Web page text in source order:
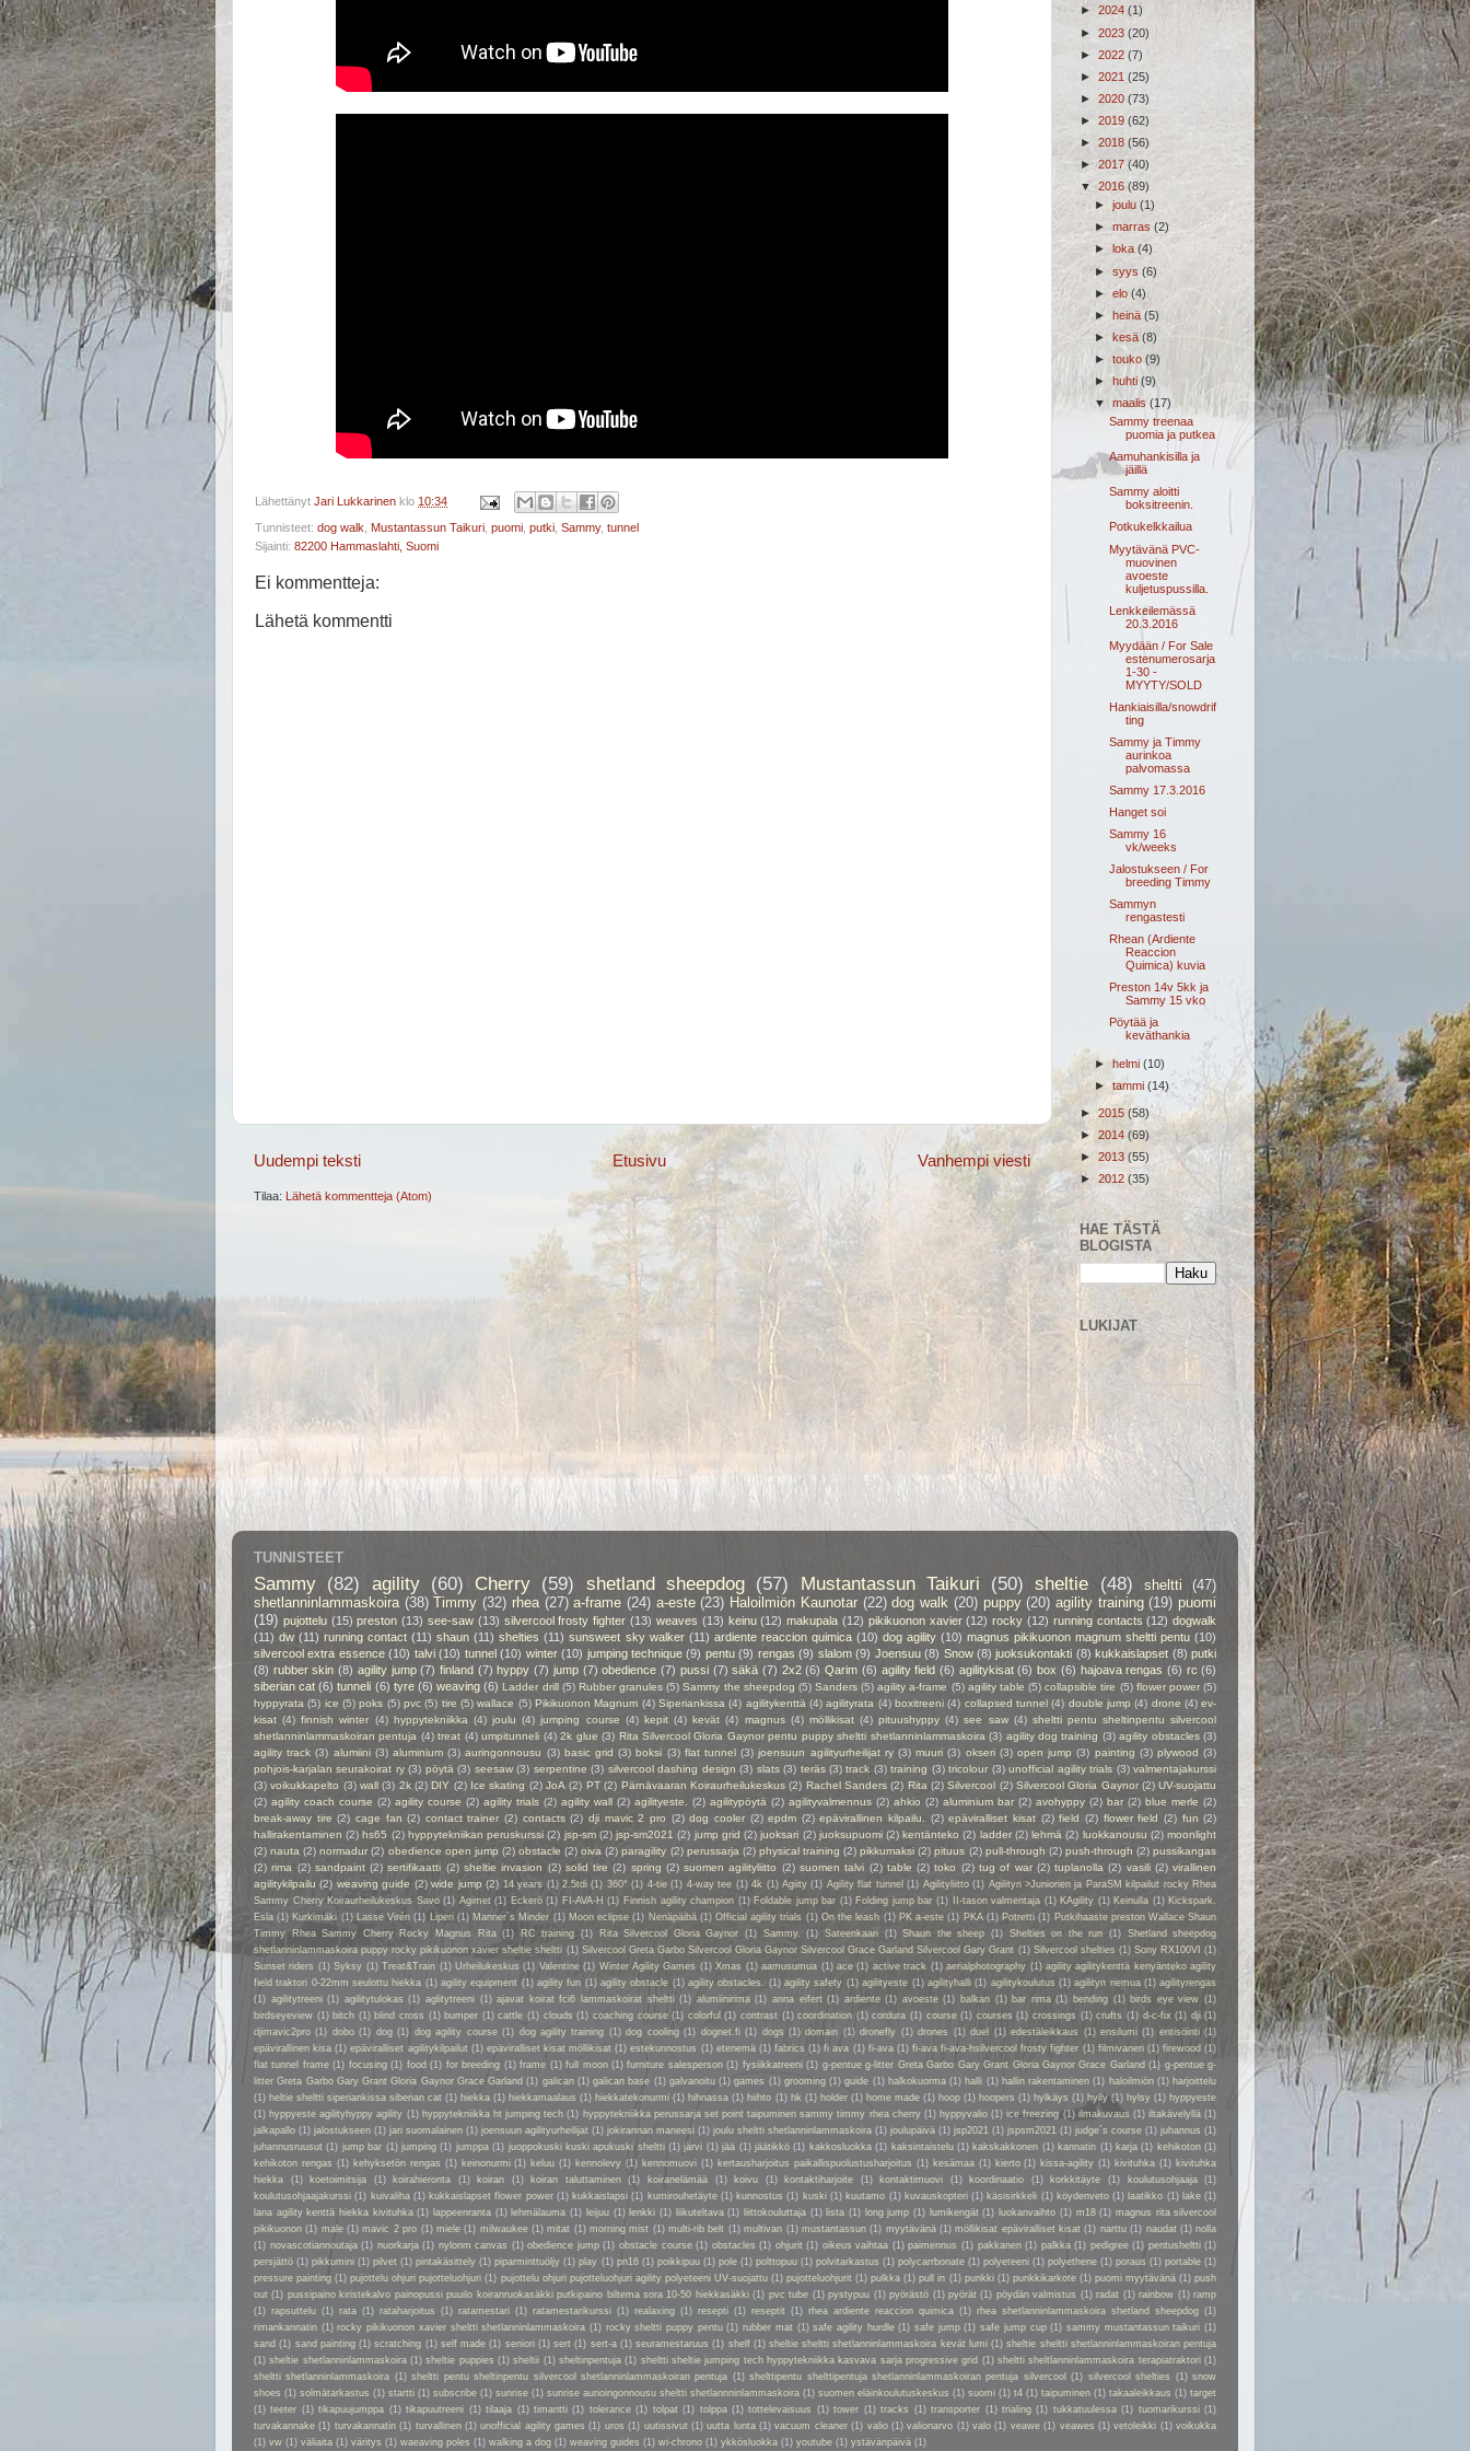
Lähettänyt Jari Lukkarinen klo 10:34
Tunnisteet: dog walk Mustantassun Taikuri puomi putki Sammy, tunnel
Sijainti: 82200 Hammaslahti, Suomi
Ei kommentteja:
Lähetä kommentti
Uudempi teksti Vanhempi viesti
Etusivu
Tilaa: Lähetä kommentteja (Atom)
► 2024 (1)
► 2023 (20)
► 2022 (7)
► 2021 (25)
► 2020 (73)
► 2019 (62)
► 2018 (56)
►2017 (40)
▼2016 (89)
► joulu (1)
► marras (2)
►
loka (4)
► syys (6)
► elo (4)
► heinä (5)
► kesä (8)
► touko (9)
► huhti (9)
▼ maalis (17)
Sammy treenaa
puomia ja putkea
Aamuhankisilla ja
jäillä
Sammy aloitti
boksitreenin.
Potkukelkkailua
Myytävänä PVC-
muovinen
avoeste
kuljetuspussilla.
Lenkkeilemässä
20.3.2016
Myydään / For Sale
estenumerosarja
1-30 -
MYYTY/SOLD
Hankiaisilla/snowdrif
ting
Sammy ja Timmy
aurinkoa
palvomassa
Sammy 17.3.2016
Hanget soi
Sammy 16
vk/weeks
Jalostukseen / For
breeding Timmy
Sammyn
rengastesti
Rhean (Ardiente
Reaccion
Quimica) kuvia
Preston 14v 5kk ja
Sammy 15 vko
Pöytää ja
keväthankia
►helmi (10)
► tammi (14)
► 2015 (58)
► 2014 (69)
► 2013 (55)
► 2012 (35)
HAE TÄSTÄ
BLOGISTA
LUKIJAT
TUNNISTEET
Sammy (82) agility (60) Cherry (59) shetland sheepdog (57) Mustantassun Taikuri (50) sheltie (48) sheltti
(47)
shetlanninlammaskoira (38) Timmy (32) rhea (27) a-frame (24) a-este (23) Haloilmiön Kaunotar (22) dog walk (20) puppy (20) agility training (19) puomi
(19) pujottelu (15) preston (13) see-saw (13) silvercool frosty fighter (13) weaves (13) keinu (12) makupala (12) pikikuonon xavier (12) rocky (12) running contacts (12) dogwalk
(11) dw (11) running contact (11) shaun (11) shelties (11) sunsweet sky walker (11) ardiente reaccion quimica (10) dog agility (10) magnus pikikuonon magnum sheltti pentu (10)
silvercool extra essence (10) talvi (10) tunnel (10) winter (10) jumping technique (9) pentu (9) rengas (9) slalom (9) Joensuu (8) Snow (8) juoksukontakti (8) kukkaislapset (8) putki
(8) rubber skin (8) agility jump (7) finland (7) hyppy (7) jump (7) obedience (7) pussi (7) säkä (7) 2x2 (6) Qarim (6) agility field (6) agilitykisat (6) box (6) hajoava rengas (6) rc (6)
siberian cat (6) tunneli (6) tyre (6) weaving (6) Ladder drill (5) Rubber granules (5) Sammy the sheepdog (5) Sanders (5) agility a-frame (5) agility table (5) collapsible tire (5) flower power (5)
hyppyrata (5) ice (5) poks (5) pvc (5) tire (5) wallace (5) Pikikuonon Magnum (4) Siperiankissa (4) agilitykenttä (4) agilityrata (4) boxitreeni (4) collapsed tunnel (4) double jump (4) drone (4) ev-
kisat (4) finnish winter (4) hyppytekniikka (4) joulu (4) jumping course (4) kepit (4) kevät (4) magnus (4) möllikisat (4) pituushyppy (4) see saw (4) sheltti pentu sheltinpentu silvercool
shetlanninlammaskoiran pentuja (4) treat (4) umpitunneli (4) 2k glue (3) Rita Silvercool Gloria Gaynor pentu puppy sheltti shetlanninlammaskoira (3) agility dog training (3) agility obstacles (3)
agility track (3) alumiini (3) aluminium (3) auringonnousu (3) basic grid (3) boksi (3) flat tunnel (3) joensuun agilityurheilijat ry (3) muuri (3) okseri (3) open jump (3) painting (3) plywood (3)
pohjois-karjalan seurakoirat ry (3) pöytä (3) seesaw (3) serpentine (3) silvercool dashing design (3) slats (3) teräs (3) track (3) training (3) tricolour (3) unofficial agility trials (3) valmentajakurssi
(3) voikukkapelto (3) wall (3) 2k (2) DIY (2) Ice skating (2) JoA (2) PT (2) Pärnävaaran Koiraurheilukeskus (2) Rachel Sanders (2) Rita (2) Silvercool (2) Silvercool Gloria Gaynor (2) UV-suojattu
(2) agility coach course (2) agility course (2) agility trials (2) agility wall (2) agilityeste. (2) agilitypöytä (2) agilityvalmennus (2) ahkio (2) aluminium bar (2) avohyppy (2) bar (2) blue merle (2)
break-away tire (2) cage fan (2) contact trainer (2) contacts (2) dji mavic 2 pro (2) dog cooler (2) epdm (2) epävirallinen kilpailu. (2) epäviralliset kisat (2) field (2) flower field (2) fun (2)
hallirakentaminen (2) hs65 (2) hyppytekniikan peruskurssi (2) jsp-sm (2) jsp-sm2021 (2) jump grid (2) juoksari (2) juoksupuomi (2) kentänteko (2) ladder (2) lehmä (2) luokkanousu (2) moonlight
(2) nauta (2) normadur (2) obedience open jump (2) obstacle (2) oiva (2) paragility (2) perussarja (2) physical training (2) pikkumaksi (2) pituus (2) pull-through (2) push-through (2) pussikangas
(2) rima (2) sandpaint (2) sertifikaatti (2) sheltie invasion (2) solid tire (2) spring (2) suomen agilityliitto (2) suomen talvi (2) table (2) toko (2) tug of war (2) tuplanolla (2) vasili (2) virallinen
agilitykilpailu (2) weaving guide (2) wide jump (2) 14 years (1) 2.5tdi (1) 360° (1) 4-tie (1) 4-way tee (1) 4k (1) Agiity (1) Agility flat tunnel (1) Agilityliitto (1) Agilityn >Juniorien ja ParaSM kilpailut rocky Rhea
Sammy Cherry Koiraurheilukeskus Savo (1) Agimet (1) Eckerö (1) FI-AVA-H (1) Finnish agility champion (1) Foldable jump bar (1) Folding jump bar (1) II-tason valmentaja (1) KAgility (1) Keinulla (1) Kickspark.
Esla (1) Kurkimäki (1) Lasse Virén (1) Liperi (1) Manner´s Minder (1) Moon eclipse (1) Nenäpäibä (1) Official agility trials (1) On the leash (1) PK a-este (1) PKA (1) Potretti (1) Putkihaaste preston Wallace Shaun
Timmy Rhea Sammy Cherry Rocky Magnus Rita (1) RC training (1) Rita Silvercool Gloria Gaynor (1) Sammy. (1) Sateenkaari (1) Shaun the sheep (1) Shelties on the run (1)
Shetland sheepdog
shetlanninlammaskoira puppy rocky pikikuonon xavier sheltie sheltti (1) Silvercool Greta Garbo Silvercool Gloria Gaynor Silvercool Grace Garland Silvercool Gary Grant (1) Silvercool shelties (1) Sony RX100VI
(1)
Sunset riders (1) Syksy (1) Treat&Train (1) Urheilukeskus (1) Valentine (1) Winter Agility Games (1) Xmas (1) aamusumua (1) ace (1) active track (1) aerialphotography (1) agility agilitykenttä kenyänteko agility
field traktori 0-22mm seulottu hiekka (1) agility equipment (1) agility fun (1) agility obstacle (1) agility obstacles. (1) agility safety (1) agilityeste (1) agilityhalli (1) agilitykoulutus (1) agilityn riemua (1) agilityrengas
(1) agilitytreeni (1) agilitytulokas (1) aglitytreeni (1) ajavat koirat fci6 lammaskoirat sheltti (1) alumiinirima (1) anna eifert (1) ardiente (1) avoeste (1) balkan (1) bar rima (1) bending (1) birds eye view (1)
birdseyeview (1) bitch (1) blind cross (1) bumper (1) cattle (1) clouds (1) coaching course (1) colorful (1) contrast (1) coordination (1) cordura (1) course (1) courses (1) crossings (1) crufts (1) d-c-fix (1) dji (1)
djimavic2pro (1) dobo (1) dog (1) dog agility course (1) dog agility training (1) dog cooling (1) dognet.fi (1) dogs (1) domain (1) dronefly (1) drones (1) duel (1) edestäleikkaus (1) ensilumi (1) entisöinti (1)
epävirallinen kisa (1) epäviralliset agilitykilpailut (1) epäviralliset kisat möllikisat (1) estekunnostus (1) etenemä (1) fabrics (1) fi ava (1) fi-ava (1) fi-ava fi-ava-hsilvercool frosty fighter (1) filmivaneri (1) firewood (1)
flat tunnel frame (1) focusing (1) food (1) for breeding (1) frame (1) full moon (1) furniture salesperson (1) fysiikkatreeni (1) g-pentue g-litter Greta Garbo Gary Grant Gloria Gaynor Grace Garland (1) g-pentue g-
litter Greta Garbo Gary Grant Gloria Gaynor Grace Garland (1) galican (1) galican base (1) galvanoitu (1) games (1) grooming (1) guide (1) halkokuorma (1) halli (1) hallin rakentaminen (1) haloilmiön (1) harjoittelu
(1) heltie sheltti siperiankissa siberian cat (1) hiekka (1) hiekkamaalaus (1) hiekkatekonurmi (1) hihnassa (1) hiihto (1) hk (1) holder (1) home made (1) hoop (1) hoopers (1) hylkäys (1) hylly (1) hylsy (1) hyppyeste
(1) hyppyeste agilityhyppy agility (1) hyppytekniikka ht jumping tech (1) hyppytekniikka perussarja set point taipuminen sammy timmy rhea cherry (1) hyppyvalio (1) ice freezing (1) ilmakuvaus (1) iltakävelyllä (1)
jalkapallo (1) jalostukseen (1) jari suomalainen (1) joensuun agilityurheilijat (1) jokirannan maneesi (1) joulu sheltti shetlanninlammaskoira (1) joulupäivä (1) jsp2021 (1) jspsm2021 (1) judge´s course (1) juhannus (1)
juhannusruusut (1) jump bar (1) jumping (1) jumppa (1) juoppokuski kuski apukuski sheltti (1) järvi (1) jää (1) jäätikkö (1) kakkosluokka (1) kaksintaistelu (1) kakskakkonen (1) kannatin (1) karja (1) kehikoton (1)
kehikoton rengas (1) kehyksetön rengas (1) keinonurmi (1) keluu (1) kennolevy (1) kennomuovi (1) kertausharjoitus paikallispuolustusharjoitus (1) kesämaa (1) kierto (1) kissa-agility (1) kivituhka (1) kivituhka
hiekka
(1) koetoimitsija (1) koirahieronta (1) koiran (1) koiran taluttaminen (1) koiranelämää (1) koivu (1) kontaktiharjoite (1) kontaktimuovi (1) koordinaatio (1) korkkitäyte (1) koulutusohjaaja
(1)
koulutusohjaajakurssi (1) kuivaliha (1) kukkaislapset flower power (1) kukkaislapsi (1) kumirouhetäyte (1) kunnostus (1) kuski (1) kuutamo (1) kuvauskopteri (1) käsisirkkeli (1) köydenveto (1) laatikko (1) lake (1)
lana agility kenttä hiekka kivituhka (1) lappeenranta (1) lehmälauma (1) leijuu (1) lenkki (1) liikuteltava (1) liittokouluttaja (1) lista (1) long jump (1) lumikengät (1) luokanvaihto (1) m18 (1) magnus rita silvercool
pikikuonon (1) male (1) mavic 2 pro (1) miele (1) milwaukee (1) mitat (1) morning mist (1) multi-rib belt (1) multivan (1) mustantassun (1) myytävänä (1) möllikisat epäviralliset kisat (1) narttu (1) naudat (1) nolla
(1) novascotiannoutaja (1) nuorkarja (1) nylonm canvas (1) obedience jump (1) obstacle course (1) obstacles (1) ohjurit (1) oikeus vaihtaa (1) paimennus (1) pakkanen (1) palkka (1) pedigree (1) pentusheltti (1)
persjättö (1) pikkumini (1) pilvet (1) pintakäsittely (1) piparminttuöljy (1) play (1) pn16 (1) poikkipuu (1) pole (1) polttopuu (1) polvitarkastus (1) polycarrbonate (1) polyeteeni (1) polyethene (1) poraus (1) portable (1)
pressure painting (1) pujottelu ohjuri pujotteluohjuri (1) pujottelu ohjuri pujotteluohjuri agility polyeteeni UV-suojattu (1) pujotteluohjurit (1) pulkka (1) pull in (1) punkki (1) punkkikarkote (1) puomi myytävänä (1) push
out (1) pussipaino kiristekalvo painopussi puuilo koiranruokasäkki putkipaino biltema sora 10-50 hiekkasäkki (1) pvc tube (1) pystypuu (1) pyörästö (1) pyörät (1) pöydän valmistus (1) radat (1) rainbow (1) ramp
(1) rapsuttelu (1) rata (1) rataharjoitus (1) ratamestari (1) ratamestarikurssi (1) realaxing (1) resepti (1) reseptit (1) rhea ardiente reaccion quimica (1) rhea shetlanninlammaskoira shetland sheepdog (1)
rimankannatin (1) rocky pikikuonon xavier sheltti shetlanninlammaskoira (1) rocky sheltti puppy pentu (1) rubber mat (1) safe agility hurdle (1) safe jump (1) safe jump cup (1) sammy mustantassun taikuri (1)
sand (1) sand painting (1) scratching (1) self made (1) seniori (1) sert (1) sert-a (1) seuramestaruus (1) shelf (1) sheltie sheltti shetlanninlammaskoira kevät lumi (1) sheltie sheltti shetlanninlammaskoiran pentuja
(1) sheltie shetlanninlammaskoira (1) sheltie puppies (1) sheltii (1) sheltinpentuja (1) sheltti sheltie jumping tech hyppytekniikka kasvava sarja progressive grid (1) sheltti sheltlanninlammaskoira terapiatraktori (1)
sheltti shetlanninlammaskoira (1) sheltti pentu sheltinpentu silvercool shetlanninlammaskoiran pentuja (1) shelttipentu shelttipentuja shetlanninlammaskoiran pentuja silvercool (1) silvercool shelties (1) snow
shoes (1) solmätarkastus (1) startti (1) subscribe (1) sunrise (1) sunrise aurioingonnousu sheltti shetlannninlammaskoira (1) suomen eläinkoulutuskeskus (1) suomi (1) t4 (1) taipuminen (1) takaaleikkaus (1) target
(1) teeter (1) tikapuujumppa (1) tikapuutreeni (1) tilaaja (1) timantti (1) tolerance (1) tolpat (1) tolppa (1) tottelevaisuus (1) tower (1) tracks (1) transporter (1) trialing (1) tukkatuulessa (1) tuomarikurssi (1)
turvakannake (1) turvakannatin (1) turvallinen (1) unofficial agility games (1) uros (1) uutissivut (1) uutta lunta (1) vacuum cleaner (1) valio (1) valionarvo (1) valo (1) veawe (1) veawes (1) vetoleikki (1) voikukka
(1) vw (1) väliaita (1) väritys (1) waeaving poles (1) walking a dog (1) weaving guides (1) wi-chrono (1) ykkösluokka (1) youtube (1) ystävänpäivä (1)